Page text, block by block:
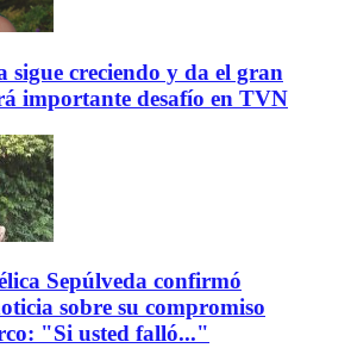
sigue creciendo y da el gran
importante desafío en TVN
Sepúlveda confirmó
sobre su compromiso
"Si usted falló..."